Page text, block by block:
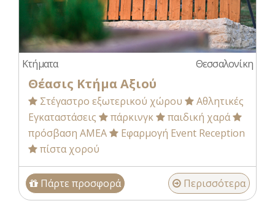
Θεσσαλονίκη
Κτήματα
Θέασις Κτήμα Αξιού
Στέγαστρο εξωτερικού χώρου
Αθλητικές
Εγκαταστάσεις
πάρκινγκ
παιδική χαρά
πρόσβαση ΑΜΕΑ
Εφαρμογή Event Reception
πίστα χορού
Πάρτε προσφορά Περισσότερα